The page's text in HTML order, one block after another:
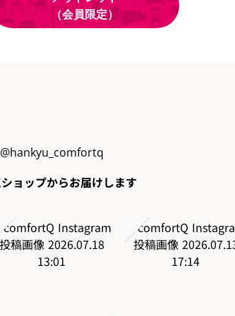
（会員限定）
@hankyu_comfortq
ョップからお届けします